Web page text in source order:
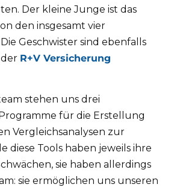
Der kleine Junge ist das
den insgesamt vier
Geschwister sind ebenfalls
R+V Versicherung
stehen uns drei
für die Erstellung
Vergleichsanalysen zur
diese Tools haben jeweils ihre
sie haben allerdings
sie ermöglichen uns unseren